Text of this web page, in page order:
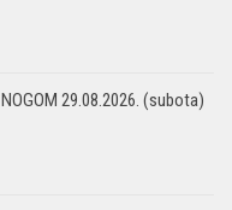
29.08.2026. (subota)